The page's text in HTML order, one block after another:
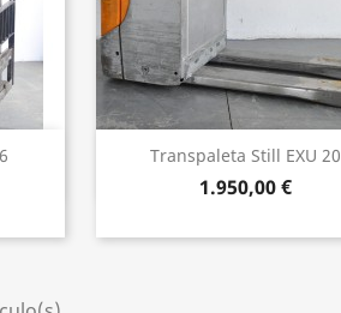
Transpaleta Still EXU 20
1.950,00 €
Vista rápida